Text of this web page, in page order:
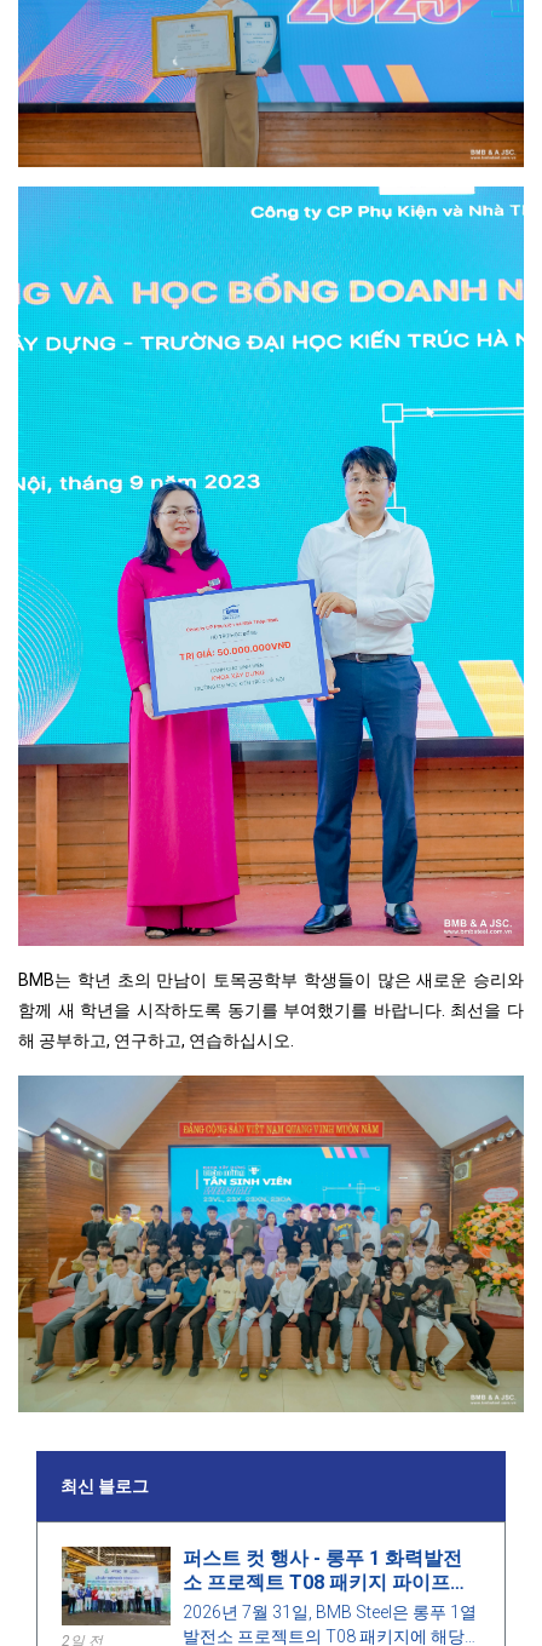
BMB는 학년 초의 만남이 토목공학부 학생들이 많은 새로운 승리와
함께 새 학년을 시작하도록 동기를 부여했기를 바랍니다. 최선을 다
해 공부하고, 연구하고, 연습하십시오.
최신 블로그
2일 전
퍼스트 컷 행사 - 롱푸 1 화력발전
소 프로젝트 T08 패키지 파이프랙
구조 가공 시작
2026년 7월 31일, BMB Steel은 롱푸 1열
발전소 프로젝트의 T08 패키지에 해당